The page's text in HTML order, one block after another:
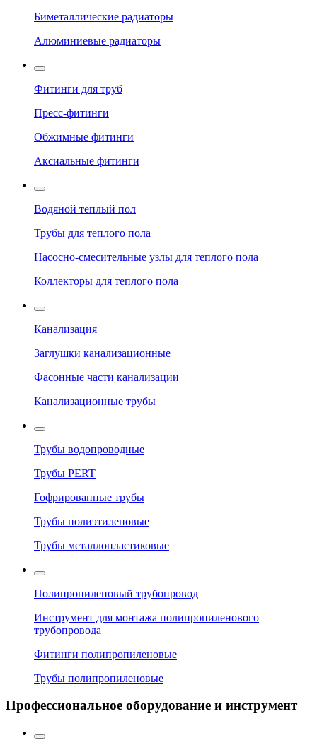
Биметаллические радиаторы
Алюминиевые радиаторы
Фитинги для труб
Пресс-фитинги
Обжимные фитинги
Аксиальные фитинги
Водяной теплый пол
Трубы для теплого пола
Насосно-смесительные узлы для теплого пола
Коллекторы для теплого пола
Канализация
Заглушки канализационные
Фасонные части канализации
Канализационные трубы
Трубы водопроводные
Трубы PERT
Гофрированные трубы
Трубы полиэтиленовые
Трубы металлопластиковые
Полипропиленовый трубопровод
Инструмент для монтажа полипропиленового
трубопровода
Фитинги полипропиленовые
Трубы полипропиленовые
Профессиональное оборудование и инструмент